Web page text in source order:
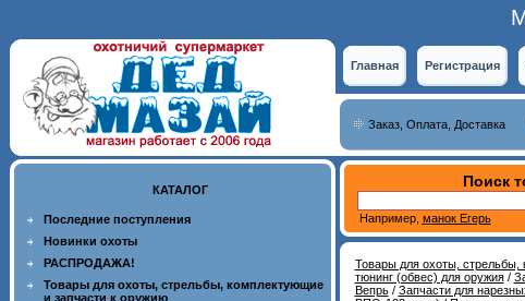
Главная Регистрация
Заказ, Оплата, Доставка
КАТАЛОГ
Последние поступления
Новинки охоты
РАСПРОДАЖА!
Товары для охоты, стрельбы, комплектующие
и запчасти к оружию
Поиск
Например, манок Егерь
Товары для охоты, стрельбы,
тюнинг (обвес) для оружия/
Вепрь/ Запчасти для